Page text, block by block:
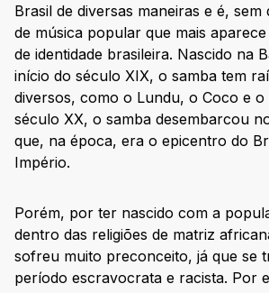
Brasil de diversas maneiras e é,
de música popular que mais
de identidade brasileira. Nascido na
início do século XIX, o samba tem
diversos, como o Lundu, o Coco e o
século XX, o samba desembarcou
que, na época, era o epicentro do
Império.
Porém, por ter nascido com a
dentro das religiões de matriz
sofreu muito preconceito, já que se
período escravocrata e racista. Por